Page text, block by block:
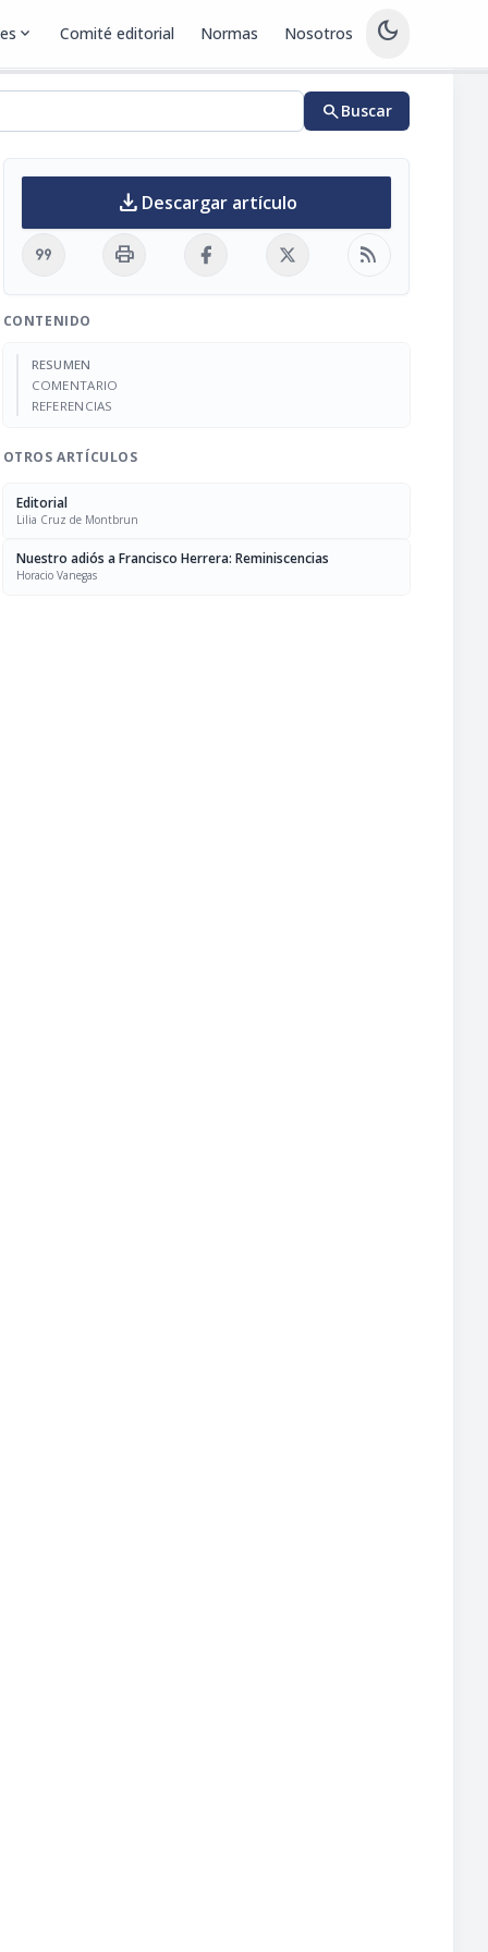
expand_more Comité editorial Normas Nosotros dark_mode
searchBuscar
download Descargar artículo
format_quote print rss_feed
CONTENIDO
RESUMEN
COMENTARIO
REFERENCIAS
OTROS ARTÍCULOS
Editorial
Lilia Cruz de Montbrun
Nuestro adiós a Francisco Herrera: Reminiscencias
Horacio Vanegas